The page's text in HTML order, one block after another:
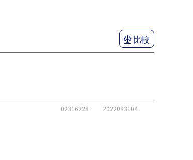
比較
02316228 2022083104